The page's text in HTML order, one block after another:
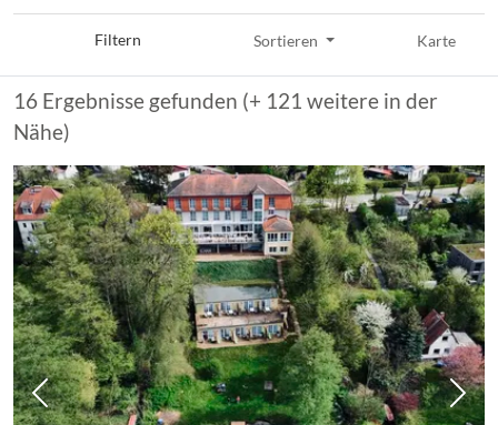
Filtern Sortieren Karte
16 Ergebnisse gefunden (+ 121 weitere in der
Nähe)
Vorheriges Bild